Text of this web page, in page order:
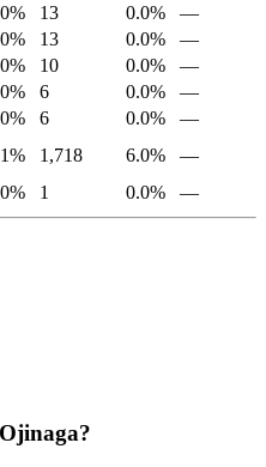
13 0.0%
—
13 0.0%
—
10 0.0%
—
6 0.0%
—
6 0.0%
—
1,718 6.0%
—
1 0.0% —